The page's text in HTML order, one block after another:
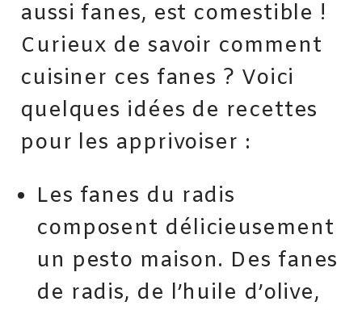
aussi fanes, est comestible !
Curieux de savoir comment
cuisiner ces fanes ? Voici
quelques idées de recettes
pour les apprivoiser :
Les fanes du radis
composent délicieusement
un pesto maison. Des fanes
de radis, de l’huile d’olive,